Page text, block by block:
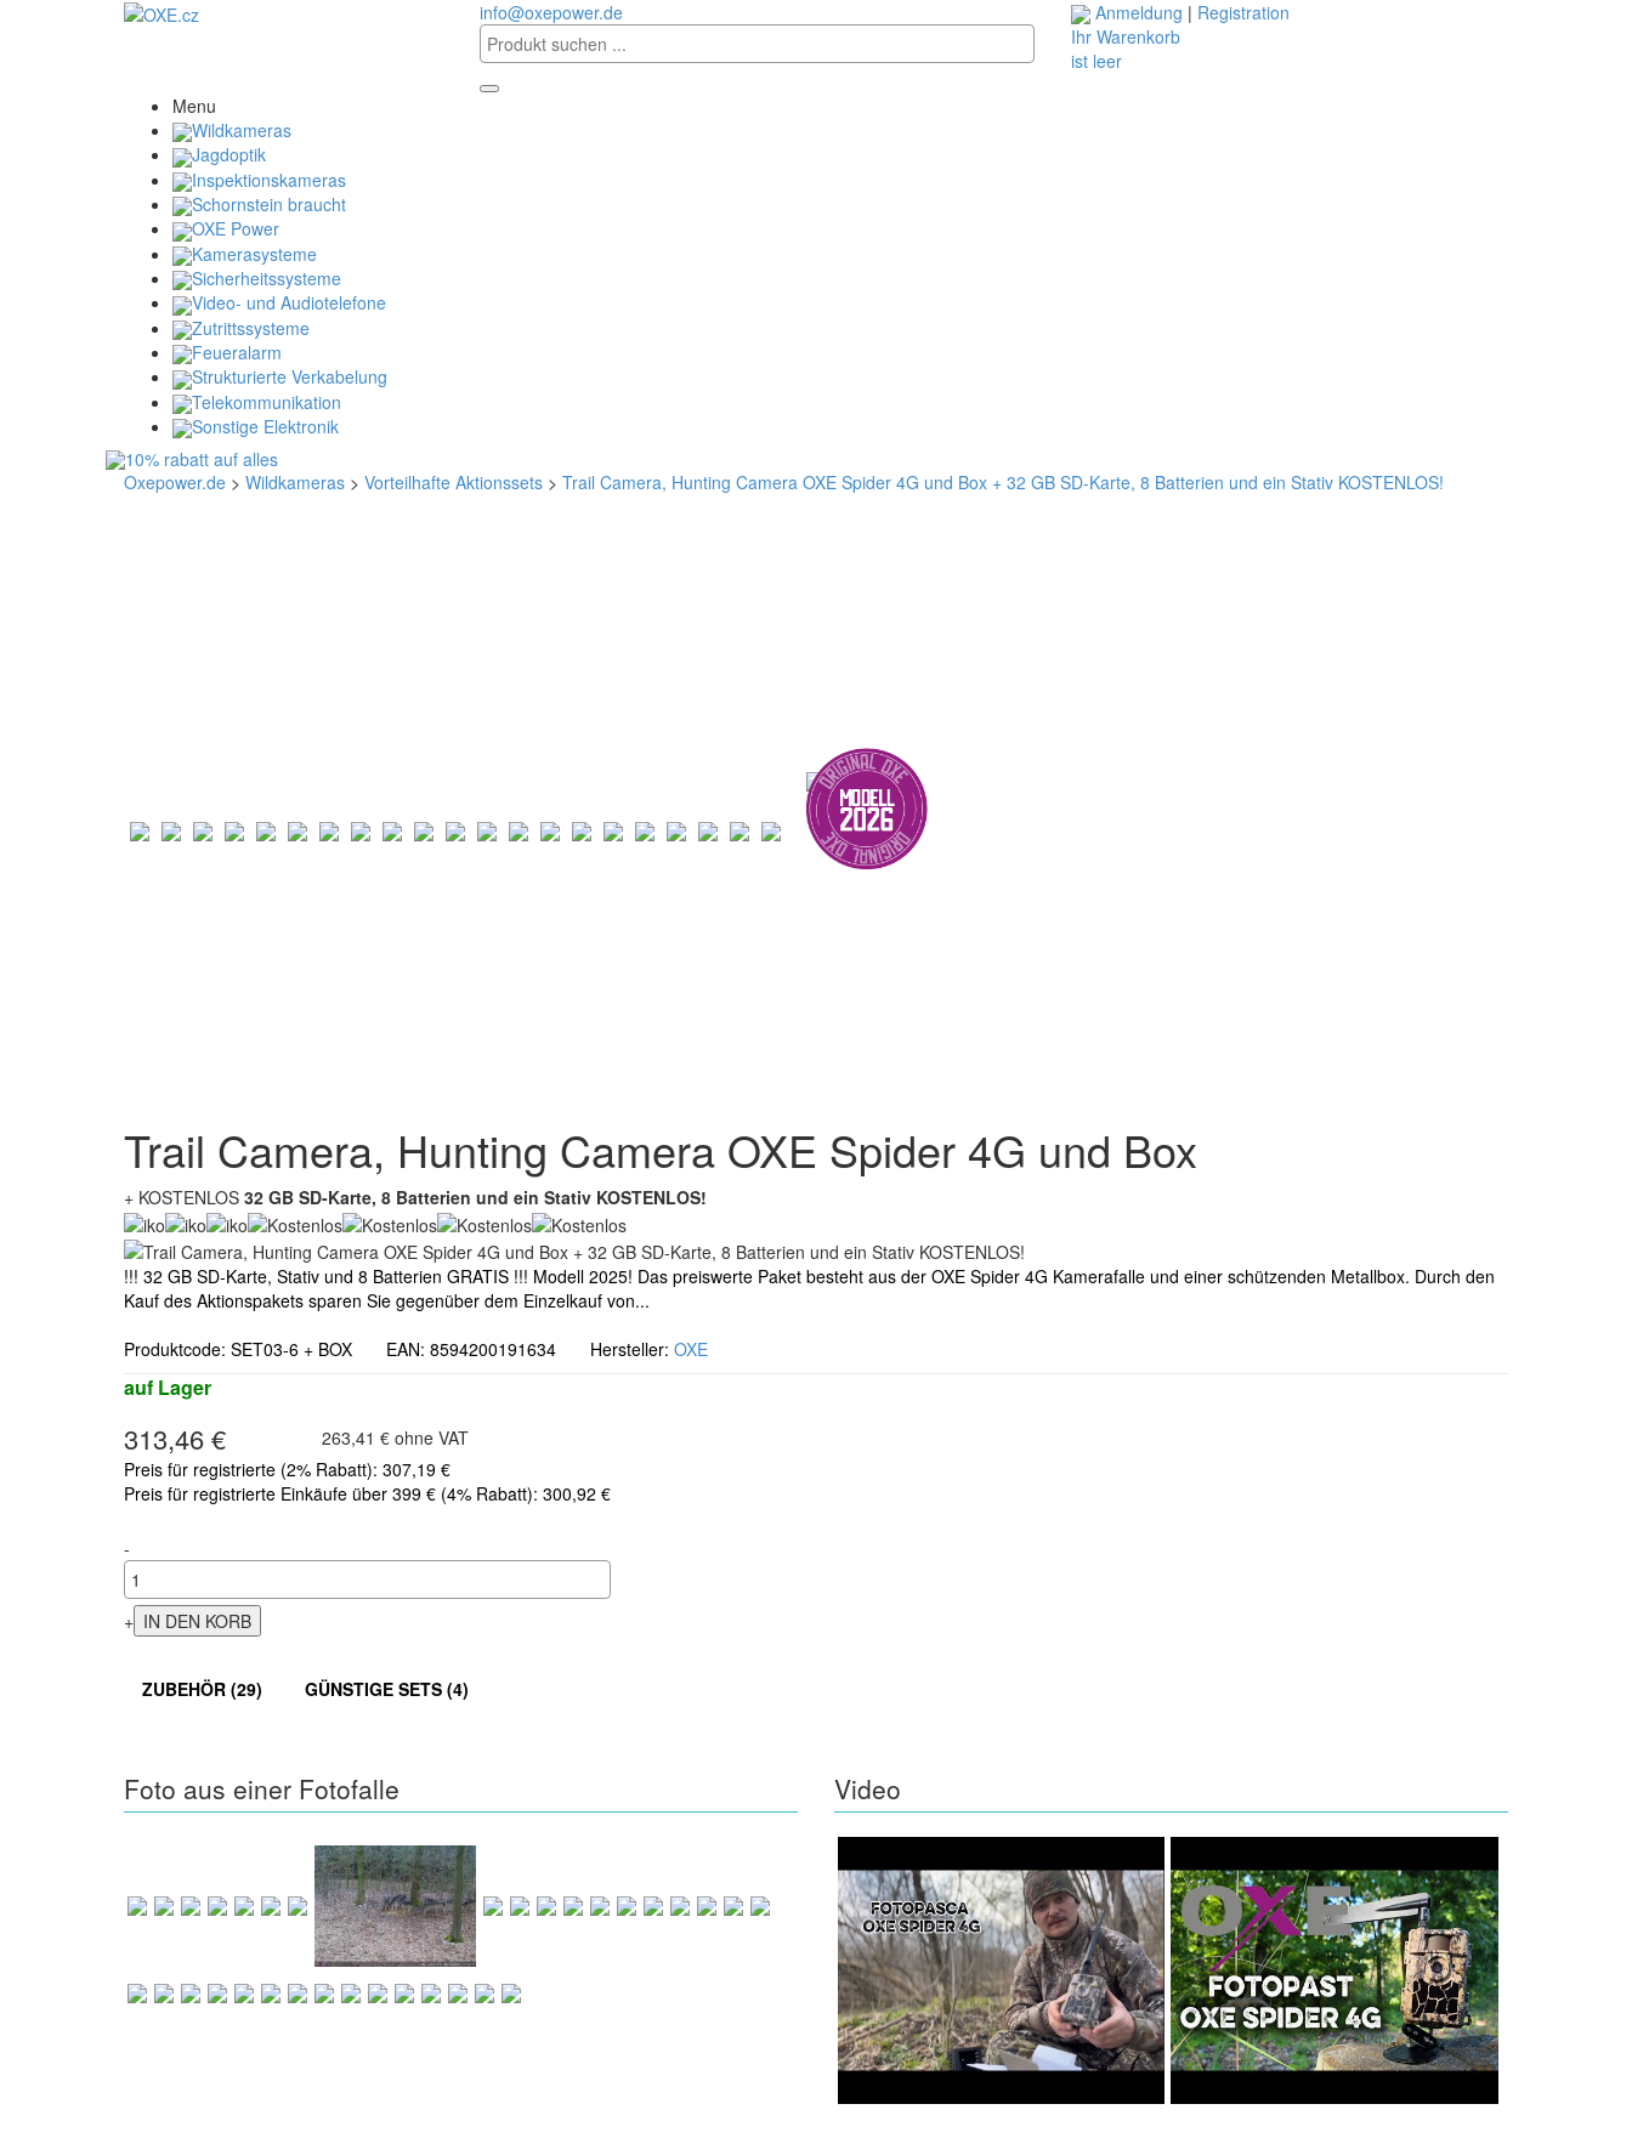
info@oxepower.de Anmeldung | Registration
Ihr Warenkorb
ist leer
Menu
Wildkameras
Jagdoptik
Inspektionskameras
Schornstein braucht
OXE Power
Kamerasysteme
Sicherheitssysteme
Video- und Audiotelefone
Zutrittssysteme
Feueralarm
Strukturierte Verkabelung
Telekommunikation
Sonstige Elektronik
Oxepower.de > Wildkameras > Vorteilhafte Aktionssets > Trail Camera, Hunting Camera OXE Spider 4G und Box + 32 GB SD-Karte, 8 Batterien und ein Stativ KOSTENLOS!
Trail Camera, Hunting Camera OXE Spider 4G und Box
+ KOSTENLOS 32 GB SD-Karte, 8 Batterien und ein Stativ KOSTENLOS!
!!! 32 GB SD-Karte, Stativ und 8 Batterien GRATIS !!! Modell 2025! Das preiswerte Paket besteht aus der OXE Spider 4G Kamerafalle und einer schützenden Metallbox. Durch den
Kauf des Aktionspakets sparen Sie gegenüber dem Einzelkauf von...
Produktcode: SET03-6 + BOX EAN: 8594200191634 Hersteller: OXE
auf Lager
313,46 €
263,41 € ohne VAT
Preis für registrierte (2% Rabatt): 307,19 €
Preis für registrierte Einkäufe über 399 € (4% Rabatt): 300,92 €
-
+
ZUBEHÖR (29) GÜNSTIGE SETS (4)
Foto aus einer Fotofalle Video